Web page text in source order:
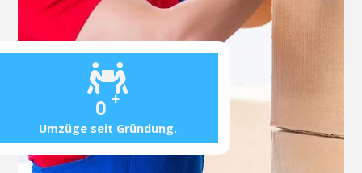
0 +
Umzüge seit Gründung.